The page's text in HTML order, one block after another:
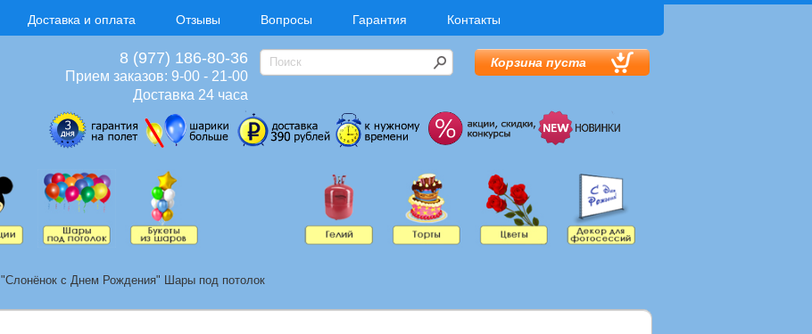
Доставка и оплата Отзывы Вопросы Гарантия Контакты
8 (977) 186-80-36
Прием заказов: 9-00 - 21-00
Доставка 24 часа
Корзина пуста
"Слонёнок с Днем Рождения" Шары под потолок